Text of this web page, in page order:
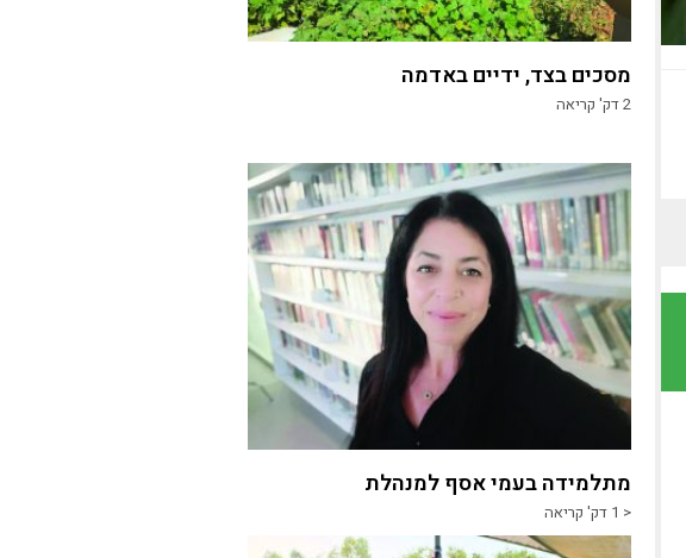
מסכים בצד, ידיים באדמה
2דק' קריאה
מתלמידה בעמי אסף למנהלת
< 1 דק' קריאה